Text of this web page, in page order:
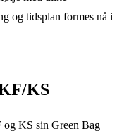
og tidsplan formes nå i
KS
og KS sin Green Bag